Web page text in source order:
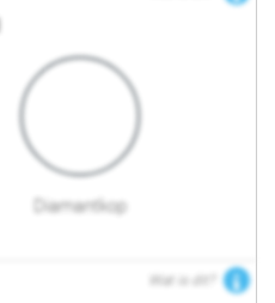
Diamantkop
Wat is dit?